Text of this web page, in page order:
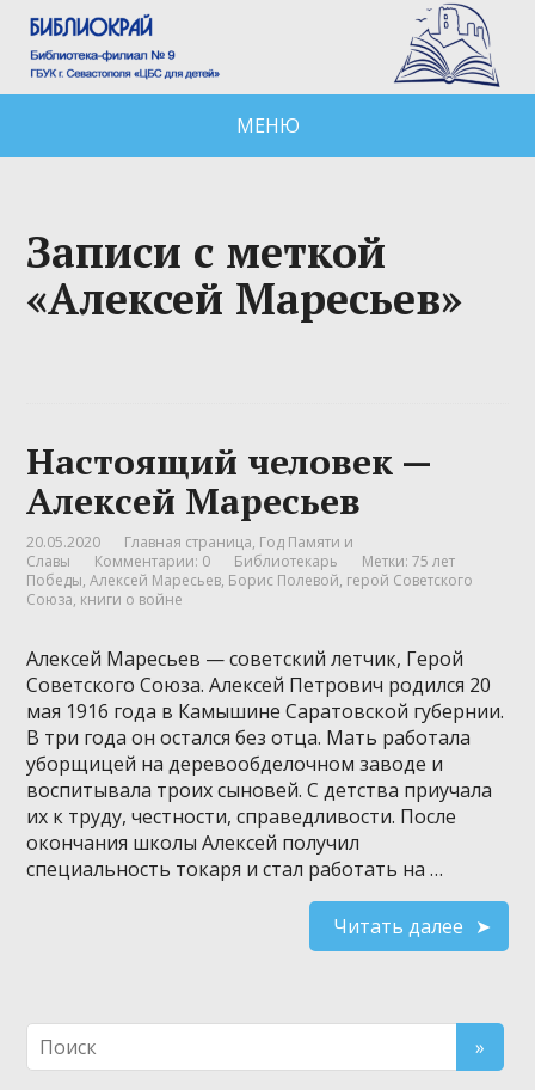
МЕНЮ
Записи с меткой
«Алексей Маресьев»
Настоящий человек —
Алексей Маресьев
20.05.2020 Главная страница, Год Памяти и
Славы
Комментарии: 0 Библиотекарь Метки:75 лет
Победы,Алексей Маресьев, Борис Полевой, герой Советского
Союза, книги о войне
Алексей Маресьев — советский летчик, Герой
Советского Союза. Алексей Петрович родился 20
мая 1916 года в Камышине Саратовской губернии.
В три года он остался без отца. Мать работала
уборщицей на деревообделочном заводе и
воспитывала троих сыновей. С детства приучала
их к труду, честности, справедливости. После
окончания школы Алексей получил
специальность токаря и стал работать на …
Читать далее